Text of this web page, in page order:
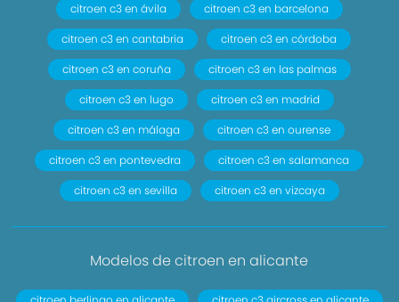
citroen c3 en ávila
citroen c3 en barcelona
citroen c3 en cantabria
citroen c3 en córdoba
citroen c3 en coruña
citroen c3 en las palmas
citroen c3 en lugo
citroen c3 en madrid
citroen c3 en málaga
citroen c3 en ourense
citroen c3 en pontevedra
citroen c3 en salamanca
citroen c3 en sevilla
citroen c3 en vizcaya
Modelos de citroen en alicante